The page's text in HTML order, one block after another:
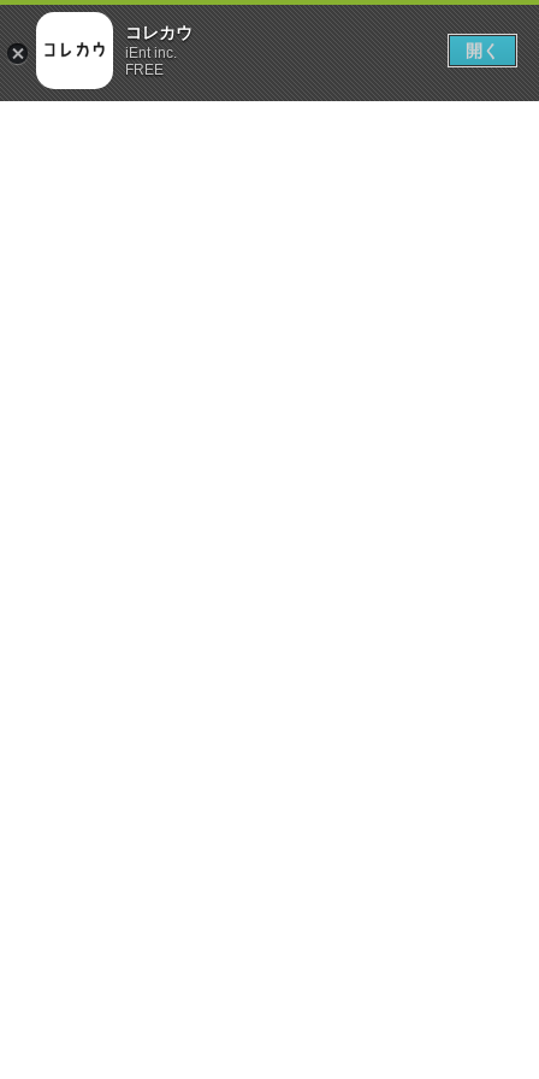
コレカウ
iEnt inc.
FREE
開く